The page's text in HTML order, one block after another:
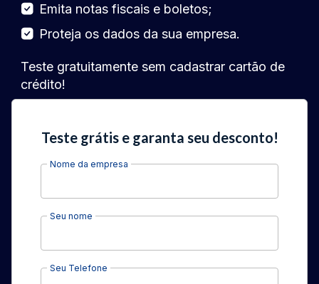
Emita notas fiscais e boletos;
Proteja os dados da sua empresa.
Teste gratuitamente sem cadastrar cartão de
crédito!
Teste grátis e garanta seu desconto!
Nome da empresa
Seu nome
Seu Telefone